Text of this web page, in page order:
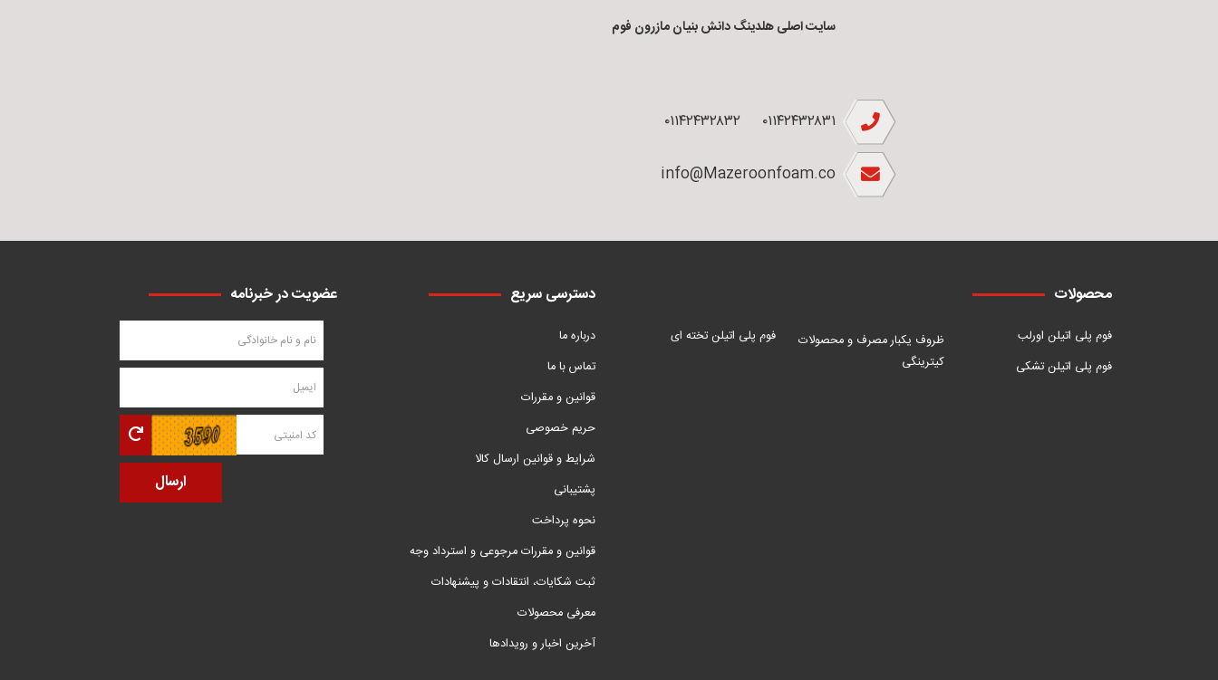
سایت اصلی هلدینگ دانش بنیان مازرون فوم
۰۱۱۴۲۴۳۲۸۳۱ ۰۱۱۴۲۴۳۲۸۳۲
info@Mazeroonfoam.co
محصولات
فوم پلی اتیلن اورلب
فوم پلی اتیلن تشکی
ظروف یکبار مصرف و محصولات
کیترینگی
فوم پلی اتیلن تخته ای
دسترسی سریع
درباره ما
تماس با ما
قوانین و مقررات
حریم خصوصی
شرایط و قوانین ارسال کالا
پشتیبانی
نحوه پرداخت
قوانین و مقررات مرجوعی و استرداد وجه
ثبت شکایات، انتقادات و پیشنهادات
معرفی محصولات
آخرین اخبار و رویدادها
عضویت در خبرنامه